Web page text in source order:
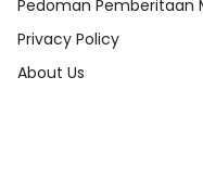
Pedoman Pemberitaan
Privacy Policy
About Us